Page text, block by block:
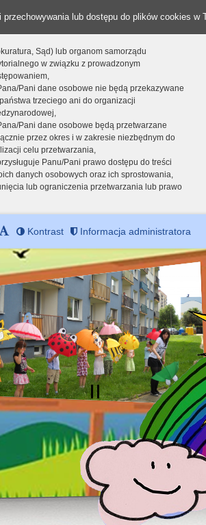
lub dostępu do plików cookies w
Sąd) lub organom samorządu
w związku z prowadzonym
Pani dane osobowe nie będą przekazywane
trzeciego ani do organizacji
Pani dane osobowe będą przetwarzane
przez okres i w zakresie niezbędnym do
celu przetwarzania,
Panu/Pani prawo dostępu do treści
danych osobowych oraz ich sprostowania,
lub ograniczenia przetwarzania lub prawo
Kontrast Informacja administratora